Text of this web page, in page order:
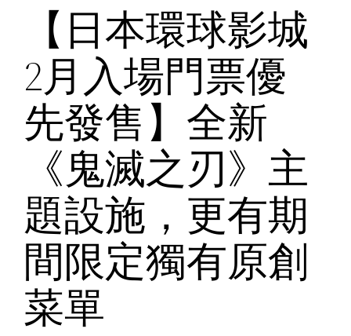
【日本環球影城
2月入場門票優
先發售】全新
《鬼滅之刃》主
題設施，更有期
間限定獨有原創
菜單